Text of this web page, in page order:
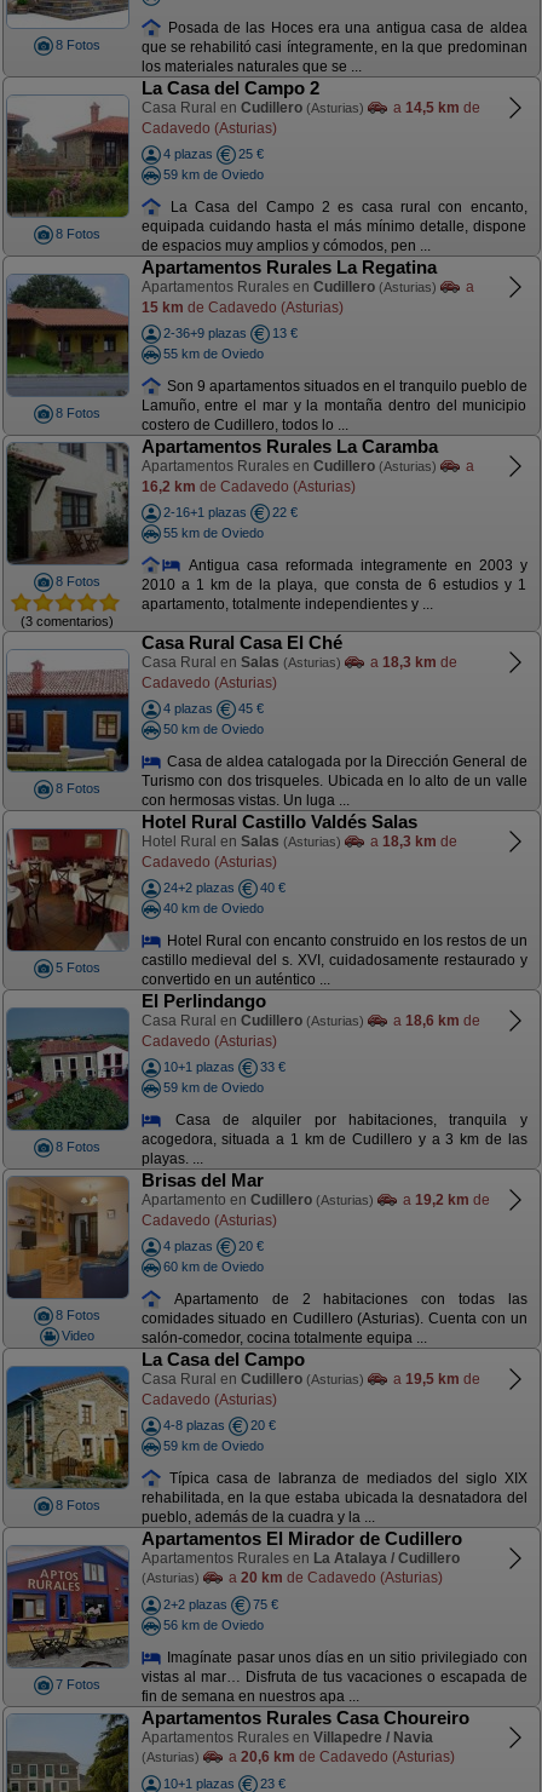
8 Fotos
Posada de las Hoces era una antigua casa de aldea
que se rehabilitó casi íntegramente, en la que predominan
los materiales naturales que se ...
8 Fotos
La Casa del Campo 2
Casa Rural en Cudillero (Asturias) a 14,5 km de
Cadavedo (Asturias)
4 plazas
25 €
59 km de Oviedo
La Casa del Campo 2 es casa rural con encanto,
equipada cuidando hasta el más mínimo detalle, dispone
de espacios muy amplios y cómodos, pen ...
8 Fotos
Apartamentos Rurales La Regatina
Apartamentos Rurales en Cudillero (Asturias)
a
15 km de Cadavedo (Asturias)
2-36+9 plazas
13 €
55 km de Oviedo
Son 9 apartamentos situados en el tranquilo pueblo de
Lamuño, entre el mar y la montaña dentro del municipio
costero de Cudillero, todos lo ...
8 Fotos
(3 comentarios)
Apartamentos Rurales La Caramba
Apartamentos Rurales en Cudillero (Asturias)
a
16,2 km de Cadavedo (Asturias)
2-16+1 plazas
22 €
55 km de Oviedo
Antigua casa reformada integramente en 2003 y
2010 a 1 km de la playa, que consta de 6 estudios y 1
apartamento, totalmente independientes y ...
8 Fotos
Casa Rural Casa El Ché
Casa Rural en Salas (Asturias) a 18,3 km de
Cadavedo (Asturias)
4 plazas
45 €
50 km de Oviedo
Casa de aldea catalogada por la Dirección General de
Turismo con dos trisqueles. Ubicada en lo alto de un valle
con hermosas vistas. Un luga ...
5 Fotos
Hotel Rural Castillo Valdés Salas
Hotel Rural en Salas (Asturias) a 18,3 km de
Cadavedo (Asturias)
24+2 plazas
40 €
40 km de Oviedo
Hotel Rural con encanto construido en los restos de un
castillo medieval del s. XVI, cuidadosamente restaurado y
convertido en un auténtico ...
8 Fotos
El Perlindango
Casa Rural en Cudillero (Asturias) a 18,6 km de
Cadavedo (Asturias)
10+1 plazas
33 €
59 km de Oviedo
Casa de alquiler por habitaciones, tranquila y
acogedora, situada a 1 km de Cudillero y a 3 km de las
playas. ...
8 Fotos
Video
Brisas del Mar
Apartamento en Cudillero (Asturias) a 19,2 km de
Cadavedo (Asturias)
4 plazas
20 €
60 km de Oviedo
Apartamento de 2 habitaciones con todas las
comidades situado en Cudillero (Asturias). Cuenta con un
salón-comedor, cocina totalmente equipa ...
8 Fotos
La Casa del Campo
Casa Rural en Cudillero (Asturias) a 19,5 km de
Cadavedo (Asturias)
4-8 plazas
20 €
59 km de Oviedo
Típica casa de labranza de mediados del siglo XIX
rehabilitada, en la que estaba ubicada la desnatadora del
pueblo, además de la cuadra y la ...
7 Fotos
Apartamentos El Mirador de Cudillero
Apartamentos Rurales en La Atalaya / Cudillero
(Asturias) a 20 km de Cadavedo (Asturias)
2+2 plazas
75 €
56 km de Oviedo
Imagínate pasar unos días en un sitio privilegiado con
vistas al mar… Disfruta de tus vacaciones o escapada de
fin de semana en nuestros apa ...
Apartamentos Rurales Casa Choureiro
Apartamentos Rurales en Villapedre / Navia
(Asturias) a 20,6 km de Cadavedo (Asturias)
10+1 plazas
23 €